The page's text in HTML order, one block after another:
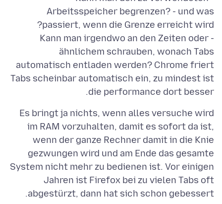
Arbeitsspeicher begrenzen? - und was
- Kann man irgendwo an den Zeiten oder
ähnlichem schrauben, wonach Tabs
automatisch entladen werden? Chrome friert
Tabs scheinbar automatisch ein, zu mindest ist
die performance dort besser.
Es bringt ja nichts, wenn alles versuche wird
im RAM vorzuhalten, damit es sofort da ist,
wenn der ganze Rechner damit in die Knie
gezwungen wird und am Ende das gesamte
System nicht mehr zu bedienen ist. Vor einigen
Jahren ist Firefox bei zu vielen Tabs oft
abgestürzt, dann hat sich schon gebessert.